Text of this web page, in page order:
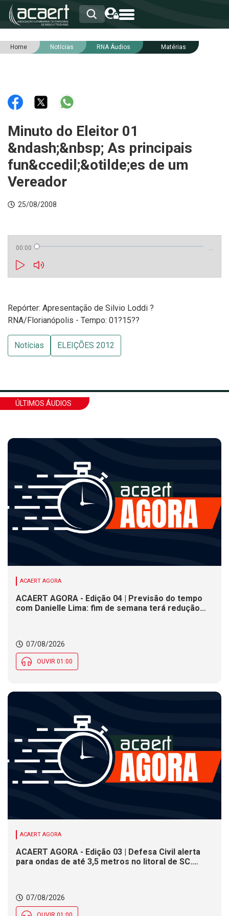
HOME
RNA
NOTÍCIAS
SERVIÇOS
INTEGRIDADE
Home Notícias RNA Áudios Matérias
Minuto do Eleitor 01
&ndash;&nbsp; As principais
fun&ccedil;&otilde;es de um
Vereador
25/08/2008
00:00 …
Repórter: Apresentação de Silvio Loddi ?
RNA/Florianópolis - Tempo: 01?15??
Notícias ELEIÇÕES 2012
ÚLTIMOS ÁUDIOS
ACAERT AGORA
ACAERT AGORA - Edição 04 | Previsão do tempo
com Danielle Lima: fim de semana terá redução
07/08/2026
OUVIR 01:00
ACAERT AGORA
ACAERT AGORA - Edição 03 | Defesa Civil alerta
para ondas de até 3,5 metros no litoral de SC.
07/08/2026